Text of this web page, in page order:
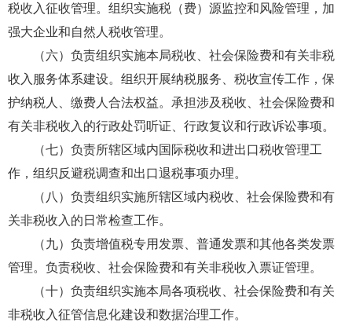
税收入征收管理。组织实施税（费）源监控和风险管理，加
强大企业和自然人税收管理。
（六）负责组织实施本局税收、社会保险费和有关非税
收入服务体系建设。组织开展纳税服务、税收宣传工作，保
护纳税人、缴费人合法权益。承担涉及税收、社会保险费和
有关非税收入的行政处罚听证、行政复议和行政诉讼事项。
（七）负责所辖区域内国际税收和进出口税收管理工
作，组织反避税调查和出口退税事项办理。
（八）负责组织实施所辖区域内税收、社会保险费和有
关非税收入的日常检查工作。
（九）负责增值税专用发票、普通发票和其他各类发票
管理。负责税收、社会保险费和有关非税收入票证管理。
（十）负责组织实施本局各项税收、社会保险费和有关
非税收入征管信息化建设和数据治理工作。